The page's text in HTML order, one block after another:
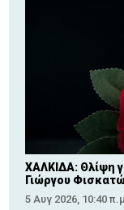
ΧΑΛΚΙΔΑ: Θλίψη
Γιώργου
5 Αυγ 2026, 10:40 π.μ.